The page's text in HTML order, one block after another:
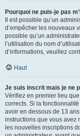
Pourquoi ne puis-je pas
Il est possible qu’un
d’empêcher les nouveaux
possible qu’un
l’utilisation du nom
d’informations, veuillez
Haut
Je suis inscrit mais je ne
Vérifiez en premier lieu
corrects. Si la
avoir en dessous de 13
instructions que vous avez
les nouvelles inscriptions